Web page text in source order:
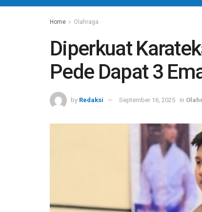
Home Olahraga
Diperkuat
Pede Dapat 3
by Redaksi September 16, 2025 in